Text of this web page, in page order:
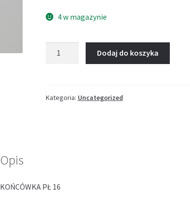
4 w magazynie
521
Dodaj do koszyka
Kategoria: Uncategorized
Opis
KOŃCÓWKA PŁ 16